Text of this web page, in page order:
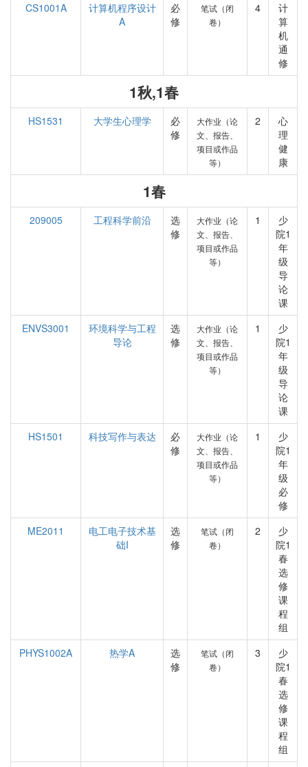
CS1001A
计算机程序设计
A
必
修
笔试（闭
卷）
4
计
算
机
通
修
1秋,1春
HS1531 大学生心理学
必
修
大作业（论
文、报告、
项目或作品
等）
2
心
理
健
康
1春
209005 工程科学前沿
选
修
大作业（论
文、报告、
项目或作品
等）
1
少
院1
年
级
导
论
课
ENVS3001
环境科学与工程
导论
选
修
大作业（论
文、报告、
项目或作品
等）
1
少
院1
年
级
导
论
课
HS1501
科技写作与表达
必
修
大作业（论
文、报告、
项目或作品
等）
1
少
院1
年
级
必
修
ME2011
电工电子技术基
础I
选
修
笔试（闭
卷）
2
少
院1
春
选
修
课
程
组
PHYS1002A
热学A
选
修
笔试（闭
卷）
3
少
院1
春
选
修
课
程
组